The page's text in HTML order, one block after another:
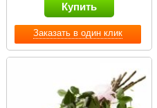
Заказать в один клик
Купить